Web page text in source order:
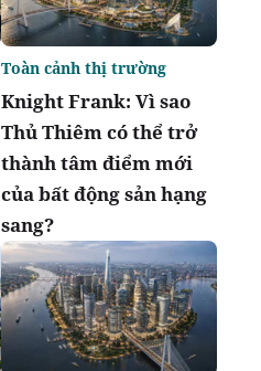
Knight Frank: Vì sao
Thủ Thiêm có thể trở
thành tâm điểm mới
của bất động sản hạng
sang?
Toàn cảnh thị trường